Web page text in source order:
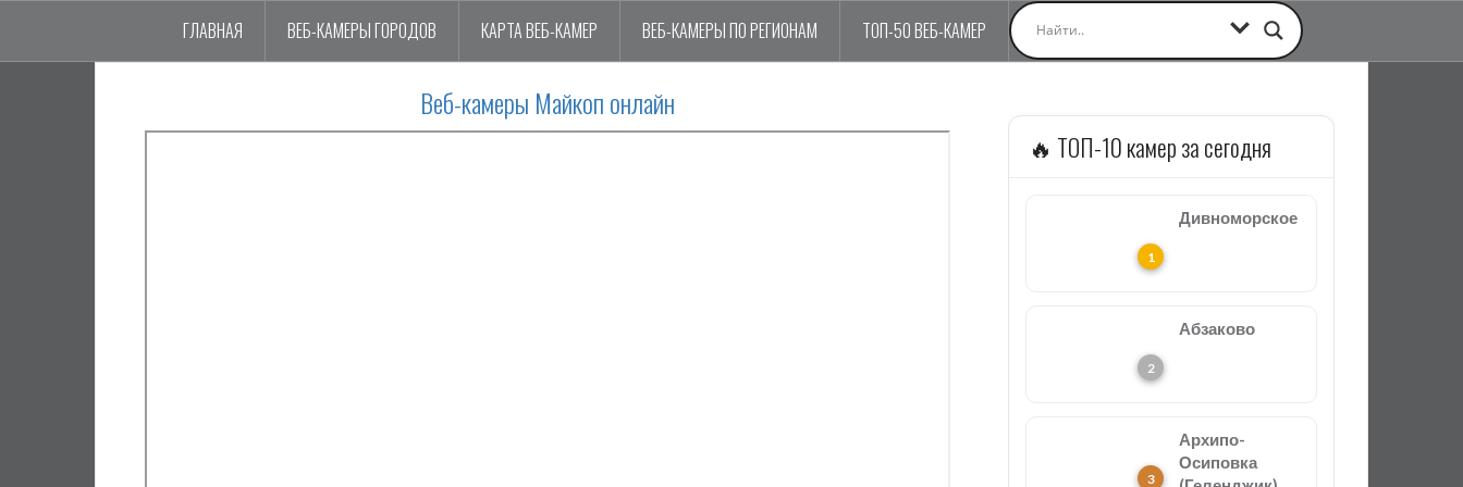
ГЛАВНАЯ ВЕБ-КАМЕРЫ ГОРОДОВ КАРТА ВЕБ-КАМЕР ВЕБ-КАМЕРЫ ПО РЕГИОНАМ ТОП-50 ВЕБ-КАМЕР
Веб-камеры Майкоп онлайн
🔥 ТОП-10 камер за сегодня
Дивноморское
Абзаково
Архипо-
Осиповка